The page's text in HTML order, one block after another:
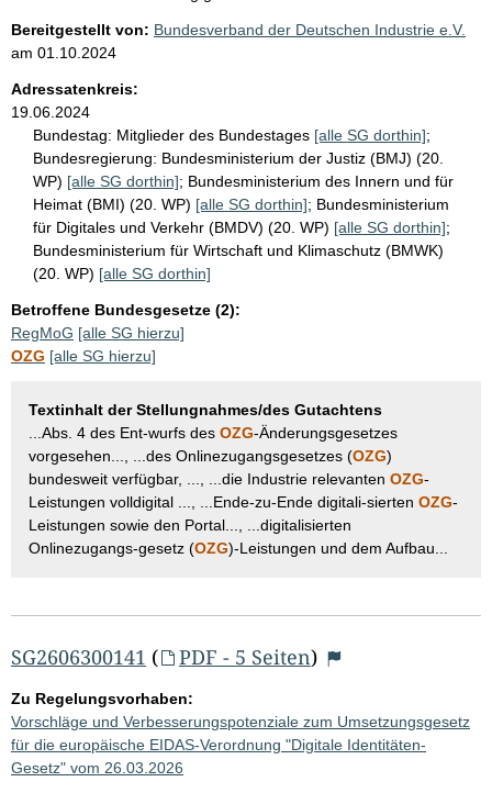
Bereitgestellt von: Bundesverband der Deutschen Industrie e.V.
am 01.10.2024
Adressatenkreis:
19.06.2024
Bundestag: Mitglieder des Bundestages [alle SG dorthin];
Bundesregierung: Bundesministerium der Justiz (BMJ) (20.
WP) [alle SG dorthin]; Bundesministerium des Innern und für
Heimat (BMI) (20. WP) [alle SG dorthin]; Bundesministerium
für Digitales und Verkehr (BMDV) (20. WP) [alle SG dorthin];
Bundesministerium für Wirtschaft und Klimaschutz (BMWK)
(20. WP) [alle SG dorthin]
Betroffene Bundesgesetze (2):
RegMoG [alle SG hierzu]
OZG [alle SG hierzu]
Textinhalt der Stellungnahmes/des Gutachtens
...Abs. 4 des Ent-wurfs des OZG-Änderungsgesetzes
vorgesehen..., ...des Onlinezugangsgesetzes (OZG)
bundesweit verfügbar, ..., ...die Industrie relevanten OZG-
Leistungen volldigital ..., ...Ende-zu-Ende digitali-sierten OZG-
Leistungen sowie den Portal..., ...digitalisierten
Onlinezugangs-gesetz (OZG)-Leistungen und dem Aufbau...
SG2606300141 ( PDF - 5 Seiten)
Zu Regelungsvorhaben:
Vorschläge und Verbesserungspotenziale zum Umsetzungsgesetz
für die europäische EIDAS-Verordnung "Digitale Identitäten-
Gesetz" vom 26.03.2026